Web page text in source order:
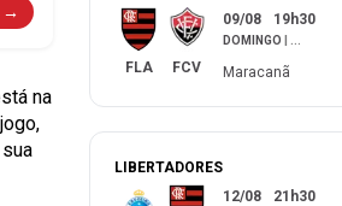
→
na
FLA FCV
09/08 19h30
DOMINGO
Maracanã
LIBERTADORES
12/08 21h30